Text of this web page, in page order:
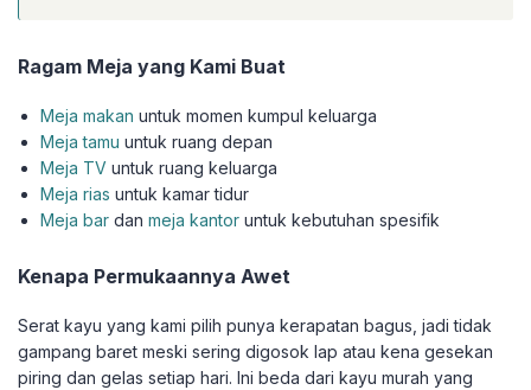
Ragam Meja yang Kami Buat
Meja makan untuk momen kumpul keluarga
Meja tamu untuk ruang depan
Meja TV untuk ruang keluarga
Meja rias untuk kamar tidur
Meja bar danmeja kantor untuk kebutuhan spesifik
Kenapa Permukaannya Awet
Serat kayu yang kami pilih punya kerapatan bagus, jadi tidak
gampang baret meski sering digosok lap atau kena gesekan
piring dan gelas setiap hari. Ini beda dari kayu murah yang